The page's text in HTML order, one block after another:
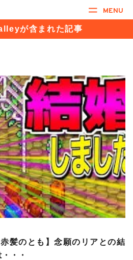
MENU
が含まれた記事
髪のとも】念願のリアとの結
・・